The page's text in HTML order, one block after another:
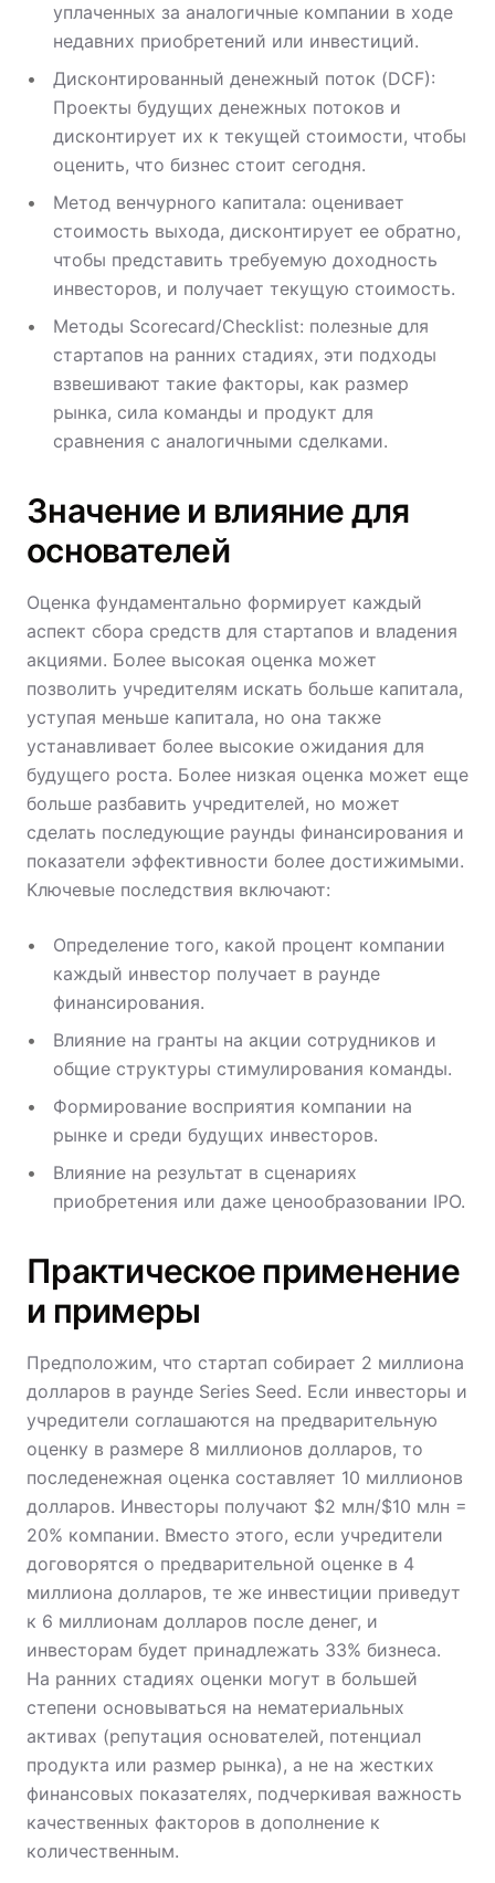
уплаченных за аналогичные компании в ходе
недавних приобретений или инвестиций.
Дисконтированный денежный поток (DCF):
Проекты будущих денежных потоков и
дисконтирует их к текущей стоимости, чтобы
оценить, что бизнес стоит сегодня.
Метод венчурного капитала: оценивает
стоимость выхода, дисконтирует ее обратно,
чтобы представить требуемую доходность
инвесторов, и получает текущую стоимость.
Методы Scorecard/Checklist: полезные для
стартапов на ранних стадиях, эти подходы
взвешивают такие факторы, как размер
рынка, сила команды и продукт для
сравнения с аналогичными сделками.
Значение и влияние для
основателей
Оценка фундаментально формирует каждый
аспект сбора средств для стартапов и владения
акциями. Более высокая оценка может
позволить учредителям искать больше капитала,
уступая меньше капитала, но она также
устанавливает более высокие ожидания для
будущего роста. Более низкая оценка может еще
больше разбавить учредителей, но может
сделать последующие раунды финансирования и
показатели эффективности более достижимыми.
Ключевые последствия включают:
Определение того, какой процент компании
каждый инвестор получает в раунде
финансирования.
Влияние на гранты на акции сотрудников и
общие структуры стимулирования команды.
Формирование восприятия компании на
рынке и среди будущих инвесторов.
Влияние на результат в сценариях
приобретения или даже ценообразовании IPO.
Практическое применение
и примеры
Предположим, что стартап собирает 2 миллиона
долларов в раунде Series Seed. Если инвесторы и
учредители соглашаются на предварительную
оценку в размере 8 миллионов долларов, то
последенежная оценка составляет 10 миллионов
долларов. Инвесторы получают $2 млн/$10 млн =
20% компании. Вместо этого, если учредители
договорятся о предварительной оценке в 4
миллиона долларов, те же инвестиции приведут
к 6 миллионам долларов после денег, и
инвесторам будет принадлежать 33% бизнеса.
На ранних стадиях оценки могут в большей
степени основываться на нематериальных
активах (репутация основателей, потенциал
продукта или размер рынка), а не на жестких
финансовых показателях, подчеркивая важность
качественных факторов в дополнение к
количественным.